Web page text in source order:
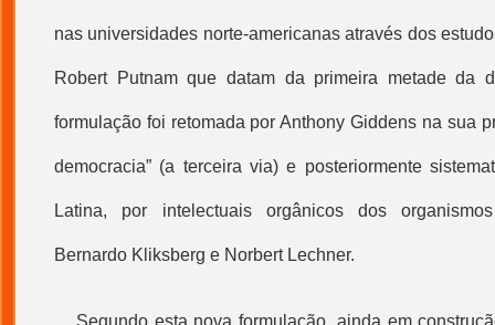
nas universidades norte-americanas através dos
Robert Putnam que datam da primeira metade da
formulação foi retomada por Anthony Giddens na sua
democracia” (a terceira via) e posteriormente
Latina, por intelectuais orgânicos dos
Bernardo Kliksberg e Norbert Lechner.
Segundo esta nova formulação, ainda em